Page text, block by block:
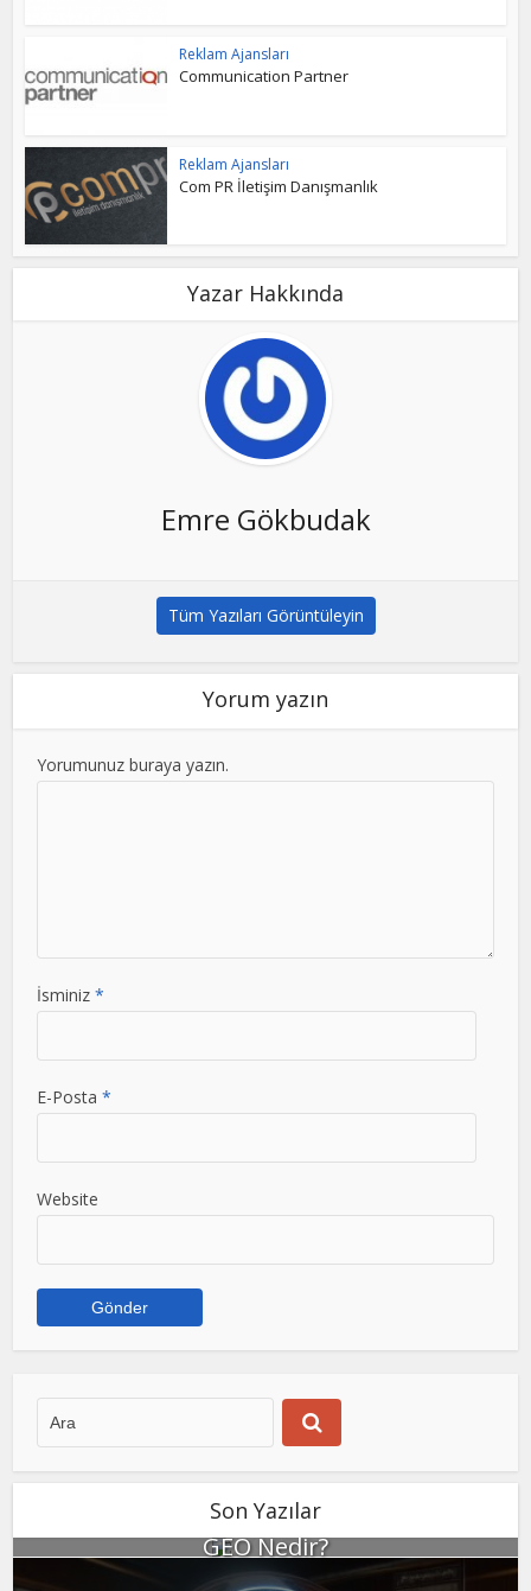
Reklam Ajansları
Communication Partner
Reklam Ajansları
Com PR İletişim Danışmanlık
Yazar Hakkında
Emre Gökbudak
Tüm Yazıları Görüntüleyin
Yorum yazın
Yorumunuz buraya yazın.
İsminiz *
E-Posta *
Website
Son Yazılar
GEO Nedir?